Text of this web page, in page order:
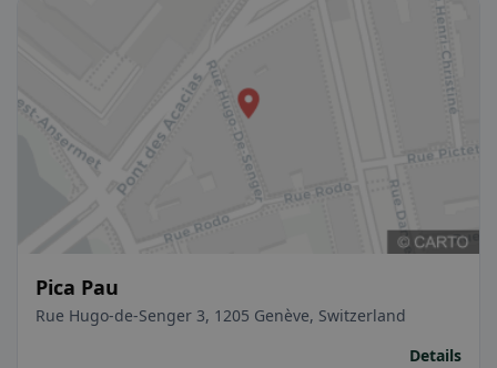
Pica Pau
Rue Hugo-de-Senger 3, 1205 Genève, Switzerland
Details